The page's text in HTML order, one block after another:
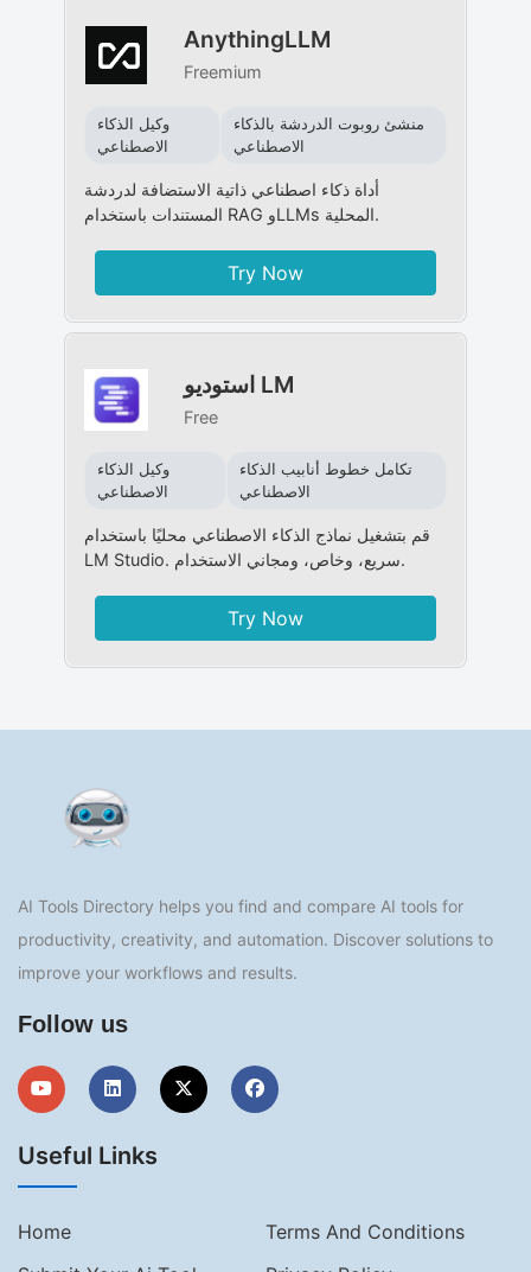
AnythingLLM
Freemium
وكيل الذكاء
الاصطناعي
منشئ روبوت الدردشة بالذكاء
الاصطناعي
أداة ذكاء اصطناعي ذاتية الاستضافة لدردشة
المستندات باستخدام RAG وLLMs المحلية.
Try Now
استوديو LM
Free
وكيل الذكاء
الاصطناعي
تكامل خطوط أنابيب الذكاء
الاصطناعي
قم بتشغيل نماذج الذكاء الاصطناعي محليًا باستخدام
LM Studio. سريع، وخاص، ومجاني الاستخدام.
Try Now
AI Tools Directory helps you find and compare AI tools for
productivity, creativity, and automation. Discover solutions to
improve your workflows and results.
Follow us
Useful Links
Home
Terms And Conditions